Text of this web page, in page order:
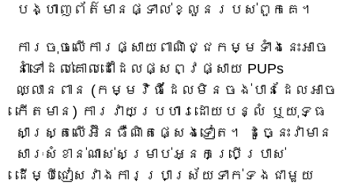
បង្ហាញព័ត៌មានផ្ទាល់ខ្លួនរបស់ពួកគេ។
ការចុចលើការផ្សាយពាណិជ្ជកម្មទាំងនេះអាច
នាំទៅដល់គោលដៅដែលផ្សព្វផ្សាយ PUPs
ឈ្លានពាន (កម្មវិធីដែលមិនចង់បានដែលអាច
កើតមាន) ការវាយប្រហារដោយបន្លំ ឬយុទ្ធ
សាស្ត្រលើអ៊ីនធឺណិតផ្សេងទៀត។ ដូច្នេះវាមាន
សារៈសំខាន់ណាស់សម្រាប់អ្នកប្រើប្រាស់
ដើម្បីជៀសវាងការប្រាស្រ័យទាក់ទងជាមួយ